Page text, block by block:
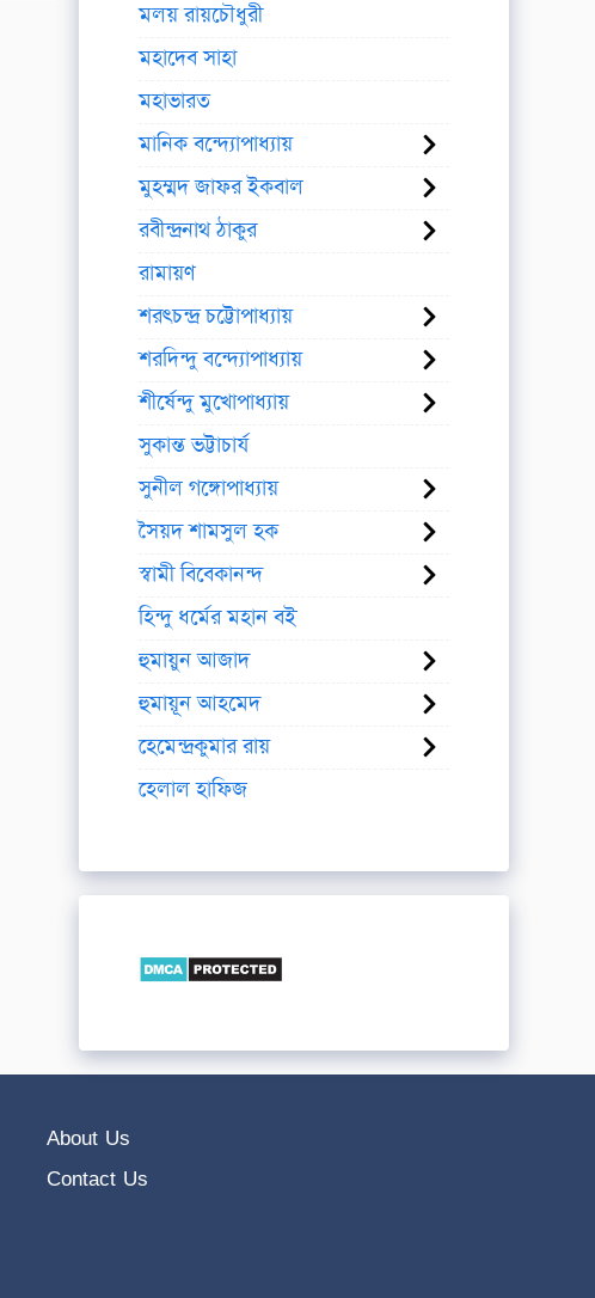
মলয় রায়চৌধুরী
মহাদেব সাহা
মহাভারত
মানিক বন্দ্যোপাধ্যায়
মুহম্মদ জাফর ইকবাল
রবীন্দ্রনাথ ঠাকুর
রামায়ণ
শরৎচন্দ্র চট্টোপাধ্যায়
শরদিন্দু বন্দ্যোপাধ্যায়
শীর্ষেন্দু মুখোপাধ্যায়
সুকান্ত ভট্টাচার্য
সুনীল গঙ্গোপাধ্যায়
সৈয়দ শামসুল হক
স্বামী বিবেকানন্দ
হিন্দু ধর্মের মহান বই
হুমায়ুন আজাদ
হুমায়ূন আহমেদ
হেমেন্দ্রকুমার রায়
হেলাল হাফিজ
About Us
Contact Us